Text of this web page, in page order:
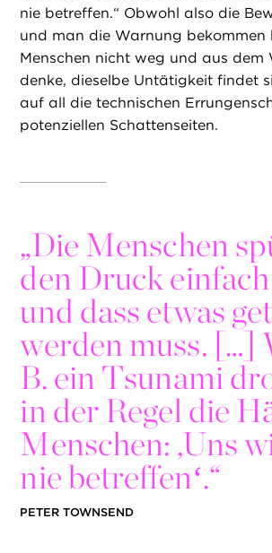
nie betreffen.“ Obwohl also die
und man die Warnung bekommen
Menschen nicht weg und aus dem
denke, dieselbe Untätigkeit findet
auf all die technischen
potenziellen Schattenseiten.
„Die Menschen
den Druck
und dass etwas
werden muss. […]
B. ein Tsunami
in der Regel die
Menschen: ‚Uns
nie betreffenʻ.“
PETER TOWNSEND